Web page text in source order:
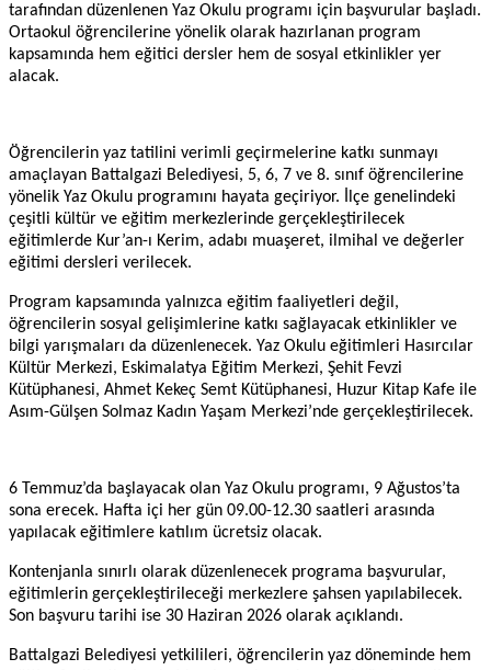
tarafından düzenlenen Yaz Okulu programı için başvurular başladı.
Ortaokul öğrencilerine yönelik olarak hazırlanan program
kapsamında hem eğitici dersler hem de sosyal etkinlikler yer
alacak.
Öğrencilerin yaz tatilini verimli geçirmelerine katkı sunmayı
amaçlayan Battalgazi Belediyesi, 5, 6, 7 ve 8. sınıf öğrencilerine
yönelik Yaz Okulu programını hayata geçiriyor. İlçe genelindeki
çeşitli kültür ve eğitim merkezlerinde gerçekleştirilecek
eğitimlerde Kur’an-ı Kerim, adabı muaşeret, ilmihal ve değerler
eğitimi dersleri verilecek.
Program kapsamında yalnızca eğitim faaliyetleri değil,
öğrencilerin sosyal gelişimlerine katkı sağlayacak etkinlikler ve
bilgi yarışmaları da düzenlenecek. Yaz Okulu eğitimleri Hasırcılar
Kültür Merkezi, Eskimalatya Eğitim Merkezi, Şehit Fevzi
Kütüphanesi, Ahmet Kekeç Semt Kütüphanesi, Huzur Kitap Kafe ile
Asım-Gülşen Solmaz Kadın Yaşam Merkezi’nde gerçekleştirilecek.
6 Temmuz’da başlayacak olan Yaz Okulu programı, 9 Ağustos’ta
sona erecek. Hafta içi her gün 09.00-12.30 saatleri arasında
yapılacak eğitimlere katılım ücretsiz olacak.
Kontenjanla sınırlı olarak düzenlenecek programa başvurular,
eğitimlerin gerçekleştirileceği merkezlere şahsen yapılabilecek.
Son başvuru tarihi ise 30 Haziran 2026 olarak açıklandı.
Battalgazi Belediyesi yetkilileri, öğrencilerin yaz döneminde hem